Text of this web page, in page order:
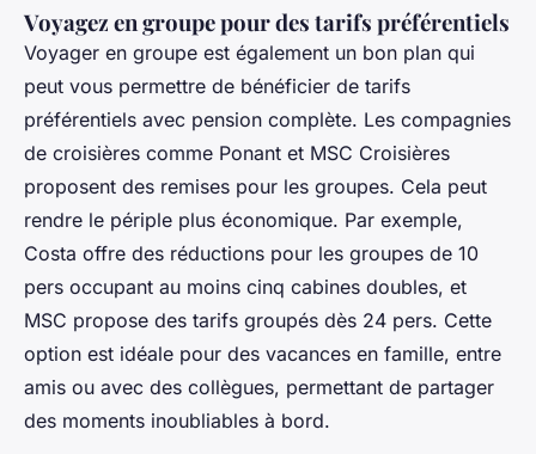
Voyagez en groupe pour des tarifs préférentiels
Voyager en groupe est également un bon plan qui
peut vous permettre de bénéficier de tarifs
préférentiels avec pension complète. Les compagnies
de croisières comme Ponant et MSC Croisières
proposent des remises pour les groupes. Cela peut
rendre le périple plus économique. Par exemple,
Costa offre des réductions pour les groupes de 10
pers occupant au moins cinq cabines doubles, et
MSC propose des tarifs groupés dès 24 pers. Cette
option est idéale pour des vacances en famille, entre
amis ou avec des collègues, permettant de partager
des moments inoubliables à bord.